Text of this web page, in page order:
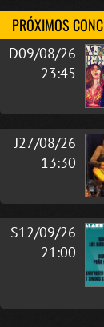
PRÓXIMOS
D09/08/26
23:45
J27/08/26
13:30
S12/09/26
21:00